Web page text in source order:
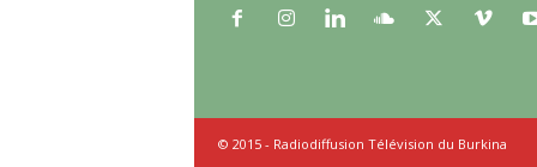
© 2015 - Radiodiffusion Télévision du Burkina